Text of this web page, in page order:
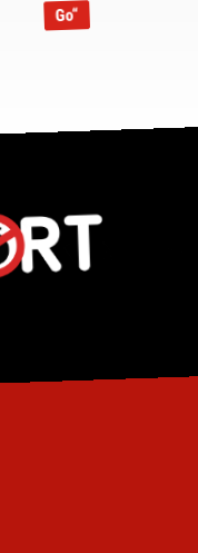
Go“